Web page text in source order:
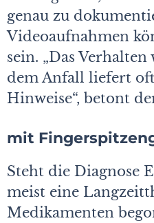
genau zu
Videoaufnahmen
sein. „Das
dem Anfall liefert
Hinweise“, betont
mit
Steht die Diagnose
meist eine
Medikamenten